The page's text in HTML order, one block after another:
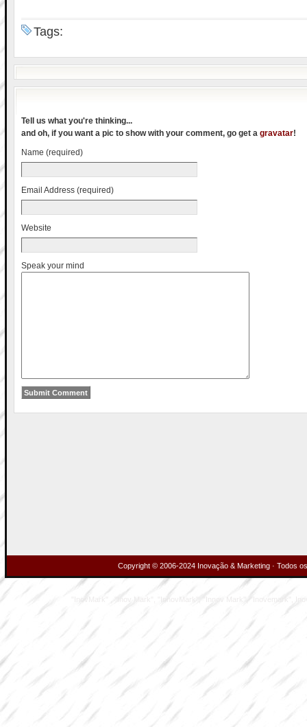
Tags:
Tell us what you're thinking...
and oh, if you want a pic to show with your comment, go get a gravatar!
Name (required)
Email Address (required)
Website
Speak your mind
Copyright © 2006-2024 Inovação & Marketing · Todos